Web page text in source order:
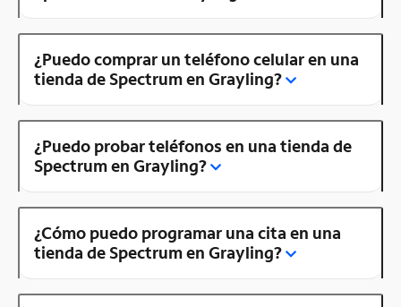
¿Puedo comprar un teléfono celular en una
tienda de Spectrum en Grayling?
¿Puedo probar teléfonos en una tienda de
Spectrum en Grayling?
¿Cómo puedo programar una cita en una
tienda de Spectrum en Grayling?